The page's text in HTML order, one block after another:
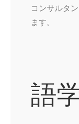
コンサルタ
ます。
語